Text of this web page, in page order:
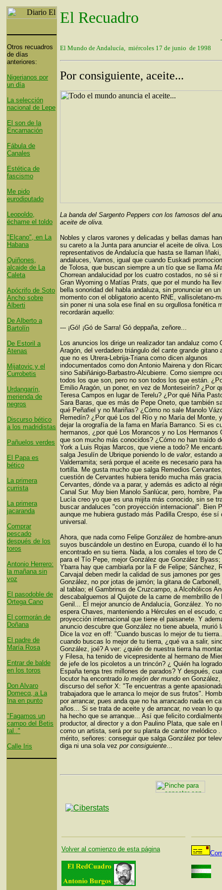
Otros recuadros
de días
anteriores:
Nigerianos por
un día
La selección
nacional de Lepe
El son de la
Encarnación
Fábula de
Canales
Estética de
fascismo
Me pido
eurodiputado
Leopoldo,
échame el toldo
"Elcano", en La
Habana
Quiñones,
alcaide de La
Caleta
Apócrifo de Soto
Ancho sobre
Alberti
De Alberto a
Bartolín
De Estoril a
Atenas
Mijatovic y el
Currobetis
Urdangarín,
merienda de
negros
Discurso bético
a los madridistas
Pañuelos verdes
El Papa es
bético
La primera
currista
La primera
jacaranda
Comprar
pescado
después de los
toros
Antonio Herrero:
la mañana sin
voz
El pasodoble de
Ortega Cano
El cormorán de
Doñana
El padre de
María Rosa
Entrar de balde
en los toros
Don Alvaro
Domecq, a La
Ina en punto
"Fagamos un
campo del Betis
tal.."
Calle Iris
El Recuadro
El Mundo de Andalucía, miércoles 17 de junio de 1998
Por consiguiente, aceite...
La banda del Sargento Peppers con los famosos del
aceite de oliva.
Nobles y claros varones y delicadas y bellas damas
su careto a la Junta para anunciar el aceite de oliva.
representativos de Andalucía que hasta se llaman
andaluces, Vamos, igual que cuando Euskadi
de Tolosa, que buscan siempre a un tío que se llama
Chorrean andalucidad por los cuatro costados, no sé si
Gran Wyoming o Matías Prats, que por el mundo ha
bella sonoridad del habla andaluza, sin pronunciar en
momento con el obligatorio acento RNE, vallisoletano-
sin poner ni una sola ese final en su orgullosa fonética
recordarán aquello:
--- ¡Gó! ¡Gó de Sarra! Gó deppaña, zeñore...
Los anuncios los dirige un realizador tan andaluz como
Aragón, del verdadero triángulo del cante grande gitano
que no es Utrera-Lebrija-Triana como dicen algunos
indocumentados como don Antonio Mairena y don
sino Sabiñánigo-Barbastro-Alcubierre. Como siempre
todos los que son, pero no son todos los que están.
Emilio Aragón, un poner, en vez de Monteseirín? ¿Por
Teresa Campos en lugar de Terelu? ¿Por qué Niña
Sara Baras, que es más de Pepe Oneto, que también
qué Peñafiel y no Mariñas? ¿Cómo no sale Manolo
Remedín? ¿Por qué Los del Río y no María del Monte,
dejar la orografía de la fama en María Barranco. Si es
hermanos, ¿por qué Los Morancos y no Los Hermanos
que son mucho más conocidos? ¿Cómo no han traído
York a Luis Rojas Marcos, que viene a todo? Me
salga Jesulín de Ubrique poniendo lo de valor, estando
Valderramita; será porque el aceite es necesario para
tortilla. Me gusta mucho que salga Remedios
cuestión de Cervantes hubiera tenido mucha más
Cervantes, dónde va a parar, y además es adicto al
Canal Sur. Muy bien Manolo Sanlúcar, pero, hombre,
Lucía creo yo que es una mijita más conocido, sin se
buscar andaluces "con proyección internacional". Bien
aunque me hubiera gustado más Padilla Crespo, ése sí
universal.
Ahora, que nada como Felipe González de hombre-
suyos buscándole un destino en Europa, cuando él lo ha
encontrado en su tierra. Nada, a los corrales el toro de
para el Tío Pepe, mejor González que González
Ybarra hay que cambiarla por la F de Felipe; Sánchez,
Carvajal deben medir la calidad de sus jamones por ges
González, no por jotas de jamón; la gitana de
al tablao; el Gambrinus de Cruzcampo, a Alcohólicos
descabalguemos al Quijote de la carne de membrillo de
Genil... El mejor anuncio de Andalucía, González. Yo
espera Chaves, manteniendo a Hércules en el escudo,
proyección internacional que tiene el paisanete. Y
anuncio descubre que González no tiene abuela, murió
Dice la voz en off: "Cuando buscas lo mejor de tu
cuando buscas lo mejor de tu tierra, ¿qué va a salir,
González, joé? A ver: ¿quién de nuestra tierra ha
y Filesa, ha tenido de vicepresidente al hermano de
de jefe de los picoletos a un trincón? ¿ Quién ha
España tenga tres millones de parados? Y después,
locutor ha encontrado lo mejón der mundo en González,
discurso del señor X: "Te encuentras a gente
trabajadora que le arranca lo mejor de sus frutos".
por arrancar, pues anda que no ha arrancado nada en
años... Si se trata de aceite y de arrancar, no vean lo
ha hecho que se arranque... Así que felicito
productor, al director y a don Paulino Plata, que sale en
como un artista, será por su planta de cantor melódico .
mérito, señores: conseguir que salga González por
diga ni una sola vez por consiguiente...
Volver al comienzo de esta página